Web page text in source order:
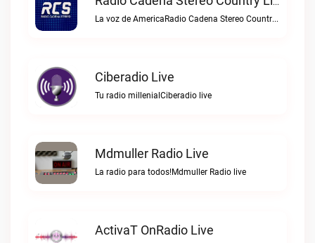
Radio Cadena Stereo Country Live
La voz de AmericaRadio Cadena Stereo Country live
Ciberadio Live
Tu radio millenialCiberadio live
Mdmuller Radio Live
La radio para todos!Mdmuller Radio live
ActivaT OnRadio Live